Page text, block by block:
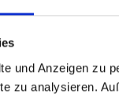
und Anzeigen zu
zu analysieren.